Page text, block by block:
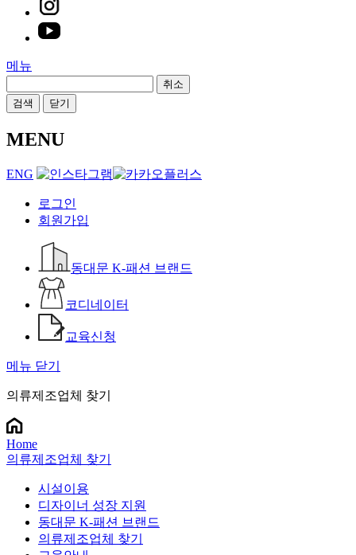
메뉴
취소
검색
닫기
MENU
ENG
로그인
회원가입
동대문 K-패션 브랜드
코디네이터
교육신청
메뉴 닫기
의류제조업체 찾기
Home
의류제조업체 찾기
시설이용
디자이너 성장 지원
동대문 K-패션 브랜드
의류제조업체 찾기